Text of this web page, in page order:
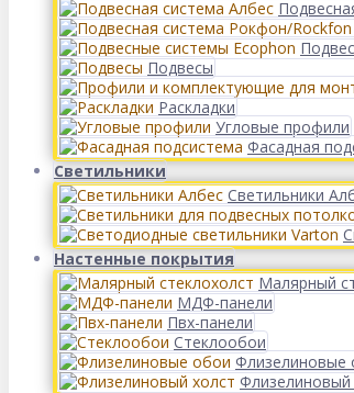
Подвесы
Раскладки
Угловые профили
Фасадная
Светильники
Светильники
Настенные покрытия
Малярный
МДФ-панели
Пвх-панели
Стеклообои
Флизелиновые
Флизелиновый